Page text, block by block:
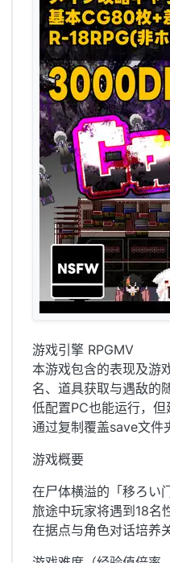
游戏引擎 RPGMV
本游戏包含的表现及游
名、道具获取与遇敌的
低配置PC也能运行，但
通过复制覆盖save文件
游戏概要
在尸体横溢的「移ろい
旅途中玩家将遇到18名
在据点与角色对话培养